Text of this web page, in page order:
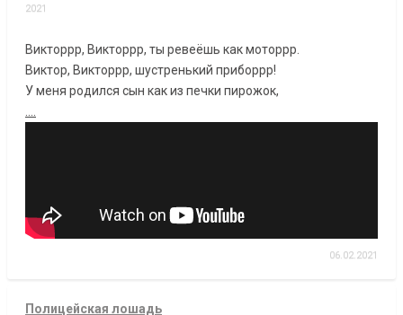
2021
Викторрр, Викторрр, ты ревеёшь как моторрр.
Виктор, Викторрр, шустренький приборрр!
У меня родился сын как из печки пирожок,
06.02.2021
Полицейская лошадь